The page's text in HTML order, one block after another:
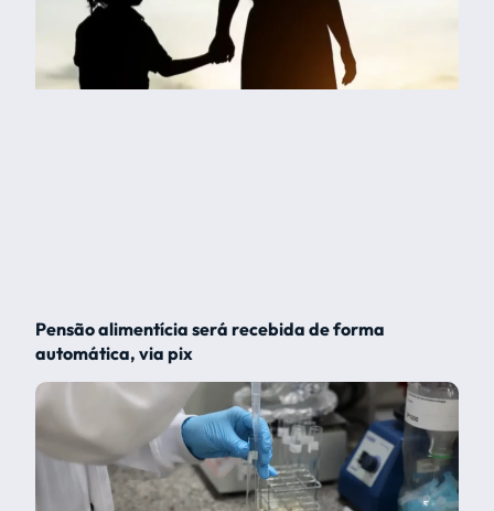
Pensão alimentícia será recebida de forma
automática, via pix